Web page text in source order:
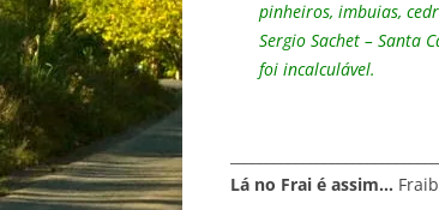
pinheiros, imbuias,
Sergio Sachet – Santa
foi incalculável.
Lá no Frai é assim…